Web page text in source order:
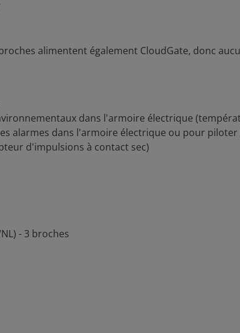
alimentent également CloudGate, donc
dans l'armoire électrique
alarmes dans l'armoire électrique ou pour
d'impulsions à contact sec)
- 3 broches